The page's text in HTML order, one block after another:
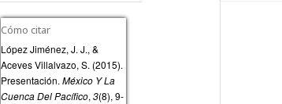
Cómo citar
López Jiménez, J. J., &
Aceves Villalvazo, S. (2015).
Presentación. México Y La
Cuenca Del Pacífico, 3(8), 9-